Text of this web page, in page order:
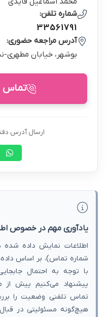
شماره تلفن:
33561791
آدرس مراجعه حضوری:
بوشهر، خيابان
تماس
ارسال آدرس
یادآوری مهم در خصوص
اطلاعات نمایش داده
شماره تماس)، بر اساس
با توجه به احتمال
پیشنهاد می‌کنیم پیش از
تماس تلفنی وضعیت را
هیچ‌گونه مسئولیتی در